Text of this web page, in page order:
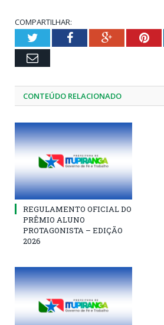
COMPARTILHAR:
TwitterFacebookGoogle+
Email
CONTEÚDO RELACIONADO
REGULAMENTO OFICIAL DO
PRÊMIO ALUNO
PROTAGONISTA – EDIÇÃO
2026